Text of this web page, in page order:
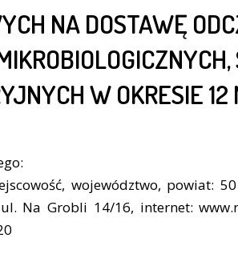
NA DOSTAWĘ
W OKRESIE 12
województwo, powiat:
Na Grobli 14/16, internet: